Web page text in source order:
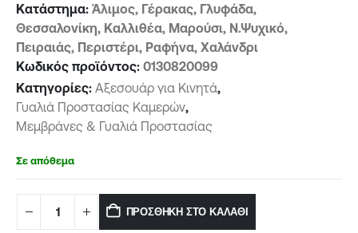
Κατάστημα: Άλιμος, Γέρακας, Γλυφάδα,
Θεσσαλονίκη, Καλλιθέα, Μαρούσι, Ν.Ψυχικό,
Πειραιάς, Περιστέρι, Ραφήνα, Χαλάνδρι
Κωδικός προϊόντος: 0130820099
Κατηγορίες: Αξεσουάρ για Κινητά,
Γυαλιά Προστασίας Καμερών,
Μεμβράνες & Γυαλιά Προστασίας
Σε απόθεμα
ΠΡΟΣΘΉΚΗ ΣΤΟ ΚΑΛΆΘΙ